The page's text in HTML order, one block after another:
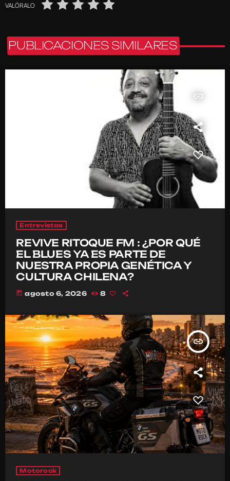
VALÓRALO
PUBLICACIONES SIMILARES
insert_link
Entrevistas
REVIVE RITOQUE FM : ¿POR QUÉ
EL BLUES YA ES PARTE DE
NUESTRA PROPIA GENÉTICA Y
CULTURA CHILENA?
today agosto 6, 2026 8
insert_link
Motorock